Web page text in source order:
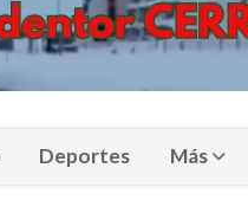
Deportes Más